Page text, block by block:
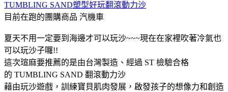
TUMBLING SAND塑型好玩翻滾動力沙
目前在跑的團購商品 汽機車
夏天不用一定要到海邊才可以玩沙~~~現在在家裡吹著冷氣也
可以玩沙子囉!!
這次瑄麻要推薦的是由台灣製造、經過 ST 檢驗合格
的 TUMBLING SAND 翻滾動力沙
藉由玩沙遊戲，訓練寶貝肌肉發展，啟發孩子的想像力和創造